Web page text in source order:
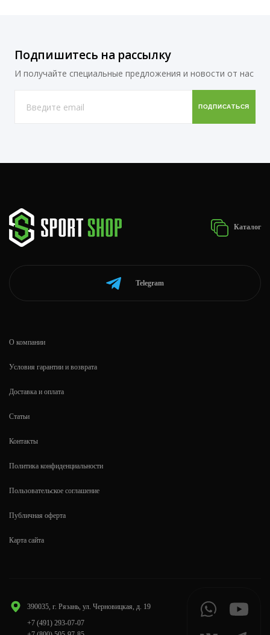
Подпишитесь на рассылку
И получайте специальные предложения и новости от нас
Каталог
Telegram
390035, г. Рязань, ул. Черновицкая, д. 19
+7 (491) 293-07-07
О компании
Условия гарантии и возврата
Доставка и оплата
Статьи
Контакты
Политика конфиденциальности
Пользовательское соглашение
Публичная оферта
Карта сайта